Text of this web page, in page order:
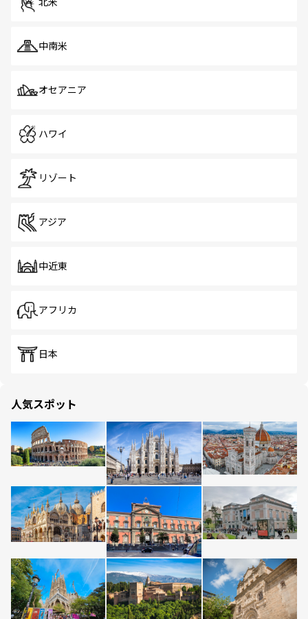
中南米
オセアニア
ハワイ
リゾート
アジア
中近東
アフリカ
日本
人気スポット